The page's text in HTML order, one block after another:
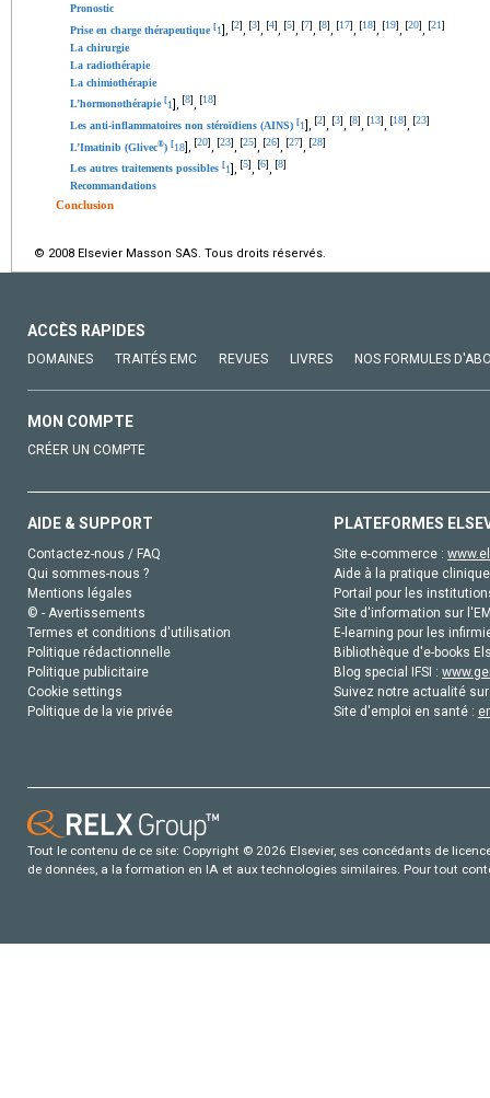
Pronostic
Prise en charge thérapeutique [1], [2] , [3] , [4] , [5] , [7] , [8] , [17] , [18] , [19] , [20] , [21 ]
La chirurgie
La radiothérapie
La chimiothérapie
L’hormonothérapie [1], [8] [18]
Les anti-inflammatoires non stéroïdiens (AINS) [1], [2] , [3] , [8] , [13] , [18] , [23]
L’Imatinib (Glivec®) [18], [20] [23] [25] [26] [27] [28]
Les autres traitements possibles [1], [5] [6] [8]
Recommandations
Conclusion
© 2008 Elsevier Masson SAS. Tous droits réservés.
ACCÈS RAPIDES
DOMAINES TRAITÉS EMC REVUES LIVRES NOS FORMULES
MON COMPTE
CRÉER UN COMPTE
AIDE & SUPPORT
Contactez-nous / FAQ
Qui sommes-nous ?
Mentions légales
© - Avertissements
Termes et conditions d'utilisation
Politique rédactionnelle
Politique publicitaire
Cookie settings
Politique de la vie privée
PLATEFORMES
Site e-commerce :
Aide à la pratique
Portail pour les
Site d'information sur
E-learning pour les
Bibliothèque d'e-books
Blog special IFSI :
Suivez notre actualité
Site d'emploi en santé :
Tout le contenu de ce site: Copyright © 2026 Elsevier, ses concédants de
de données, a la formation en IA et aux technologies similaires. Pour tout